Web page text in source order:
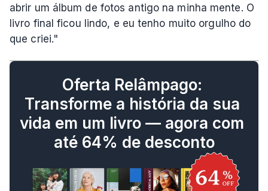
abrir um álbum de fotos antigo na minha mente. O
livro final ficou lindo, e eu tenho muito orgulho do
que criei."
Oferta Relâmpago:
Transforme a história da sua
vida em um livro — agora com
até 64% de desconto